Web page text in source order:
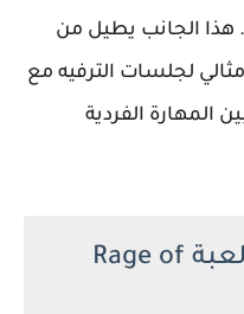
الجانب يطيل من
لجلسات الترفيه مع
المهارة الفردية
اهم إيجابيات تحميل لعبة Rage of